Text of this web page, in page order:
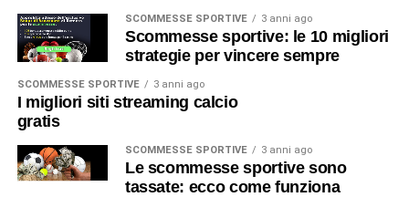
SCOMMESSE SPORTIVE 3 anni ago
Scommesse sportive: le 10 migliori
strategie per vincere sempre
SCOMMESSE SPORTIVE 3 anni ago
I migliori siti streaming calcio
gratis
SCOMMESSE SPORTIVE 3 anni ago
Le scommesse sportive sono
tassate: ecco come funziona